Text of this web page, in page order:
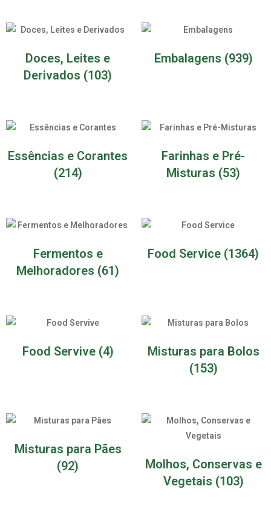
Doces, Leites e
Derivados (103)
Embalagens (939)
Essências e Corantes
(214)
Farinhas e Pré-
Misturas (53)
Fermentos e
Melhoradores (61)
Food Service (1364)
Food Servive (4)
Misturas para Bolos
(153)
Misturas para Pães
(92)
Molhos, Conservas e
Vegetais (103)